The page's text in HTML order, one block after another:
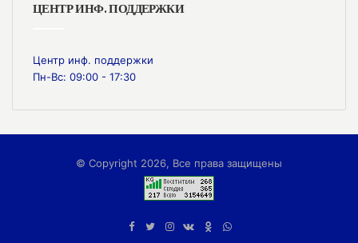
ЦЕНТР ИНФ. ПОДДЕРЖКИ
Центр инф. поддержки
Пн-Вс: 09:00 - 17:30
© Copyright 2026, Все права защищены